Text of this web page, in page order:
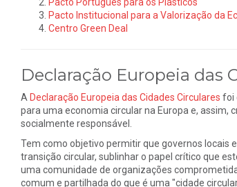
Pacto Institucional para a Valorização da
Centro Green Deal
Declaração Europeia das
A Declaração Europeia das Cidades Circulares foi
para uma economia circular na Europa e, assim,
socialmente responsável.
Tem como objetivo permitir que governos locais
transição circular, sublinhar o papel crítico que
uma comunidade de organizações
comum e partilhada do que é uma "cidade